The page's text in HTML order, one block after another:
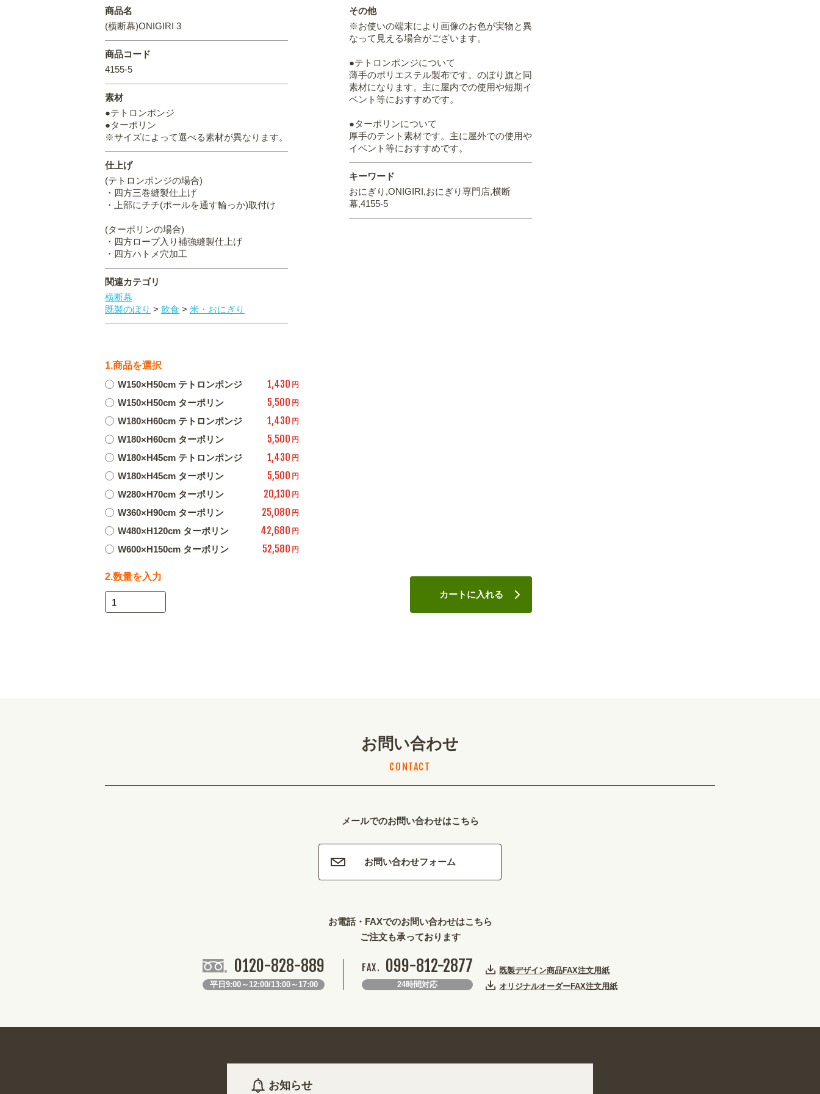
商品名
(横断幕)ONIGIRI 3
商品コード
4155-5
素材
●テトロンポンジ
●ターポリン
※サイズによって選べる素材が異なります。
仕上げ
(テトロンポンジの場合)
・四方三巻縫製仕上げ
・上部にチチ(ポールを通す輪っか)取付け
(ターポリンの場合)
・四方ロープ入り補強縫製仕上げ
・四方ハトメ穴加工
関連カテゴリ
横断幕
既製のぼり > 飲食 > 米・おにぎり
その他
※お使いの端末により画像のお色が実物と異
なって見える場合がございます。
●テトロンポンジについて
薄手のポリエステル製布です。のぼり旗と同
素材になります。主に屋内での使用や短期イ
ベント等におすすめです。
●ターポリンについて
厚手のテント素材です。主に屋外での使用や
イベント等におすすめです。
キーワード
おにぎり,ONIGIRI,おにぎり専門店,横断
幕,4155-5
1.商品を選択
W150×H50cm テトロンポンジ
1,430 円
W150×H50cm ターポリン 5,500 円
W180×H60cm テトロンポンジ 1,430 円
W180×H60cm ターポリン 5,500 円
W180×H45cm テトロンポンジ 1,430 円
W180×H45cm ターポリン 5,500 円
W280×H70cm ターポリン 20,130 円
W360×H90cm ターポリン 25,080 円
W480×H120cm ターポリン 42,680 円
W600×H150cm ターポリン 52,580 円
2.数量を入力
カートに入れる
お問い合わせ
CONTACT
メールでのお問い合わせはこちら
お問い合わせフォーム
お電話・FAXでのお問い合わせはこちら
ご注文も承っております
0120-828-889
平日9:00～12:00/13:00～17:00
FAX. 099-812-2877
24時間対応
既製デザイン商品FAX注文用紙
オリジナルオーダーFAX注文用紙
お知らせ